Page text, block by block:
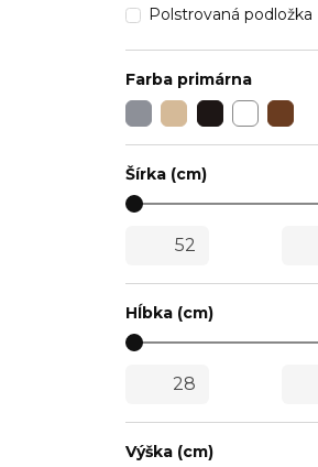
Polstrovaná podložka
Farba primárna
Šírka (cm)
Hĺbka (cm)
Výška (cm)